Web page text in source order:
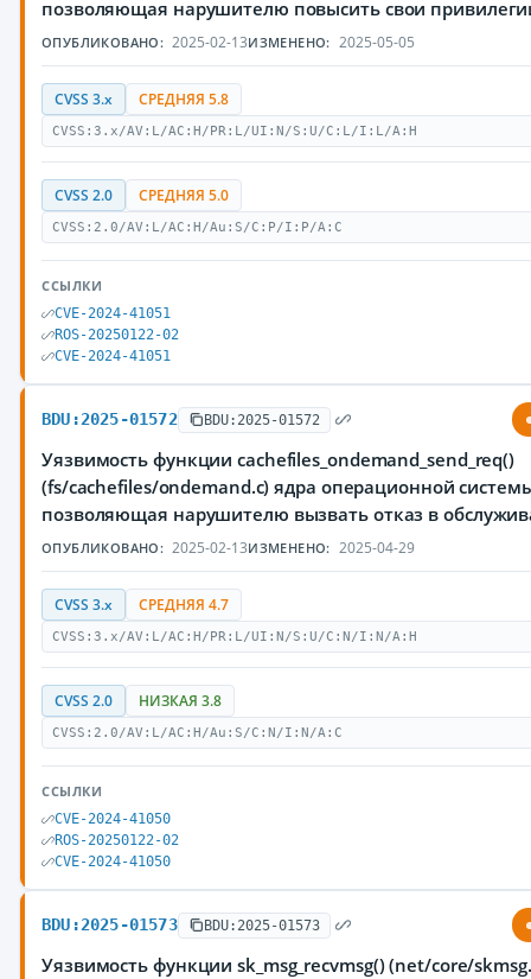
позволяющая нарушителю повысить свои
ОПУБЛИКОВАНО: 2025-02-13ИЗМЕНЕНО: 2025-05-05
CVSS 3.x СРЕДНЯЯ 5.8
CVSS:3.x/AV:L/AC:H/PR:L/UI:N/S:U/C:L/I:L/A:H
CVSS 2.0 СРЕДНЯЯ 5.0
CVSS:2.0/AV:L/AC:H/Au:S/C:P/I:P/A:C
ССЫЛКИ
CVE-2024-41051
ROS-20250122-02
CVE-2024-41051
BDU:2025-01572 BDU:2025-01572
Уязвимость функции cachefiles_ondemand_send_req()
(fs/cachefiles/ondemand.c) ядра операционной
позволяющая нарушителю вызвать отказ в
ОПУБЛИКОВАНО: 2025-02-13ИЗМЕНЕНО: 2025-04-29
CVSS 3.x СРЕДНЯЯ 4.7
CVSS:3.x/AV:L/AC:H/PR:L/UI:N/S:U/C:N/I:N/A:H
CVSS 2.0 НИЗКАЯ 3.8
CVSS:2.0/AV:L/AC:H/Au:S/C:N/I:N/A:C
ССЫЛКИ
CVE-2024-41050
ROS-20250122-02
CVE-2024-41050
BDU:2025-01573 BDU:2025-01573
Уязвимость функции sk_msg_recvmsg() (net/core/